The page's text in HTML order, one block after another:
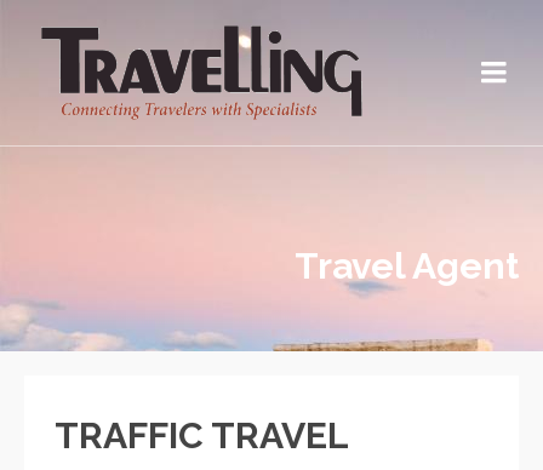
Travel Agent
TRAFFIC TRAVEL